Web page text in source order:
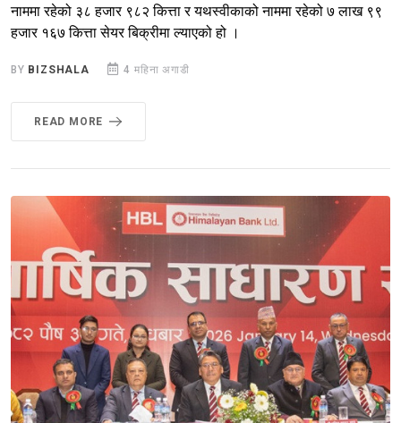
नाममा रहेको ३८ हजार ९८२ कित्ता र यथस्वीकाको नाममा रहेको ७ लाख ९९
हजार १६७ कित्ता सेयर बिक्रीमा ल्याएको हो ।
BY BIZSHALA 4 महिना अगाडी
READ MORE